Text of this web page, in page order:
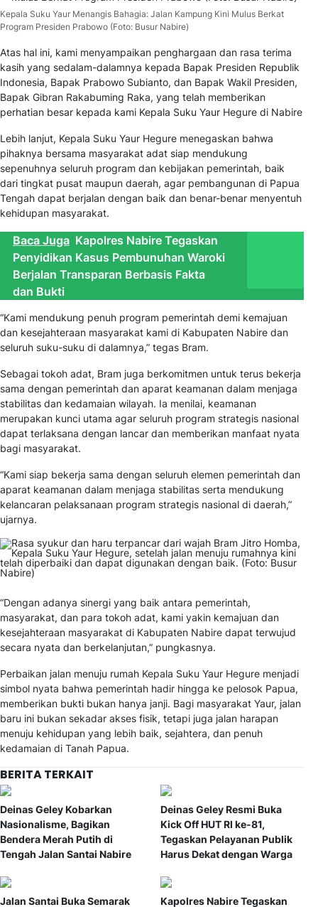
Kepala Suku Yaur Menangis Bahagia: Jalan Kampung Kini Mulus Berkat
Program Presiden Prabowo (Foto: Busur Nabire)
Atas hal ini, kami menyampaikan penghargaan dan rasa terima
kasih yang sedalam-dalamnya kepada Bapak Presiden Republik
Indonesia, Bapak Prabowo Subianto, dan Bapak Wakil Presiden,
Bapak Gibran Rakabuming Raka, yang telah memberikan
perhatian besar kepada kami Kepala Suku Yaur Hegure di Nabire
Lebih lanjut, Kepala Suku Yaur Hegure menegaskan bahwa
pihaknya bersama masyarakat adat siap mendukung
sepenuhnya seluruh program dan kebijakan pemerintah, baik
dari tingkat pusat maupun daerah, agar pembangunan di Papua
Tengah dapat berjalan dengan baik dan benar-benar menyentuh
kehidupan masyarakat.
Baca Juga Kapolres Nabire Tegaskan
Penyidikan Kasus Pembunuhan Waroki
Berjalan Transparan Berbasis Fakta
dan Bukti
“Kami mendukung penuh program pemerintah demi kemajuan
dan kesejahteraan masyarakat kami di Kabupaten Nabire dan
seluruh suku-suku di dalamnya,” tegas Bram.
Sebagai tokoh adat, Bram juga berkomitmen untuk terus bekerja
sama dengan pemerintah dan aparat keamanan dalam menjaga
stabilitas dan kedamaian wilayah. Ia menilai, keamanan
merupakan kunci utama agar seluruh program strategis nasional
dapat terlaksana dengan lancar dan memberikan manfaat nyata
bagi masyarakat.
“Kami siap bekerja sama dengan seluruh elemen pemerintah dan
aparat keamanan dalam menjaga stabilitas serta mendukung
kelancaran pelaksanaan program strategis nasional di daerah,”
ujarnya.
“Dengan adanya sinergi yang baik antara pemerintah,
masyarakat, dan para tokoh adat, kami yakin kemajuan dan
kesejahteraan masyarakat di Kabupaten Nabire dapat terwujud
secara nyata dan berkelanjutan,” pungkasnya.
Perbaikan jalan menuju rumah Kepala Suku Yaur Hegure menjadi
simbol nyata bahwa pemerintah hadir hingga ke pelosok Papua,
memberikan bukti bukan hanya janji. Bagi masyarakat Yaur, jalan
baru ini bukan sekadar akses fisik, tetapi juga jalan harapan
menuju kehidupan yang lebih baik, sejahtera, dan penuh
kedamaian di Tanah Papua.
BERITA TERKAIT
Deinas Geley Kobarkan
Nasionalisme, Bagikan
Bendera Merah Putih di
Tengah Jalan Santai Nabire
Deinas Geley Resmi Buka
Kick Off HUT RI ke-81,
Tegaskan Pelayanan Publik
Harus Dekat dengan Warga
Jalan Santai Buka Semarak Kapolres Nabire Tegaskan